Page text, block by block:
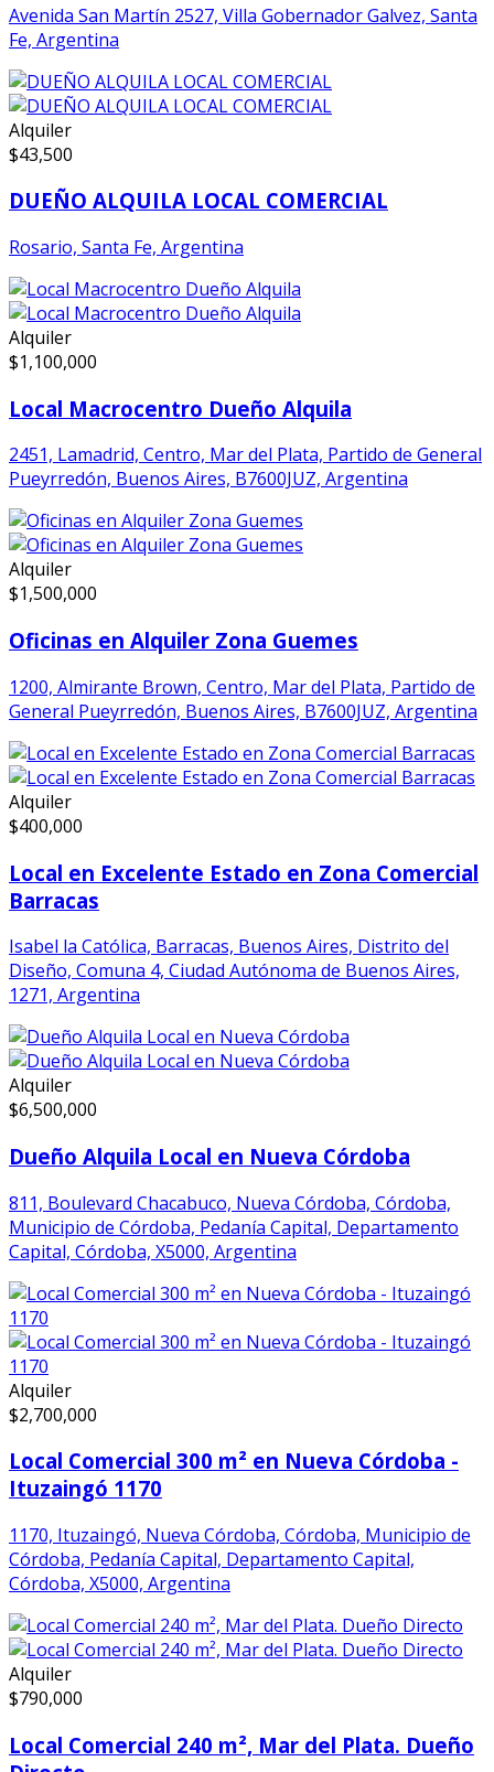
Avenida San Martín 2527, Villa Gobernador Galvez, Santa
Fe, Argentina
Alquiler
$43,500
DUEÑO ALQUILA LOCAL COMERCIAL
Rosario, Santa Fe, Argentina
Alquiler
$1,100,000
Local Macrocentro Dueño Alquila
2451, Lamadrid, Centro, Mar del Plata, Partido de General
Pueyrredón, Buenos Aires, B7600JUZ, Argentina
Alquiler
$1,500,000
Oficinas en Alquiler Zona Guemes
1200, Almirante Brown, Centro, Mar del Plata, Partido de
General Pueyrredón, Buenos Aires, B7600JUZ, Argentina
Alquiler
$400,000
Local en Excelente Estado en Zona Comercial
Barracas
Isabel la Católica, Barracas, Buenos Aires, Distrito del
Diseño, Comuna 4, Ciudad Autónoma de Buenos Aires,
1271, Argentina
Alquiler
$6,500,000
Dueño Alquila Local en Nueva Córdoba
811, Boulevard Chacabuco, Nueva Córdoba, Córdoba,
Municipio de Córdoba, Pedanía Capital, Departamento
Capital, Córdoba, X5000, Argentina
Alquiler
$2,700,000
Local Comercial 300 m² en Nueva Córdoba -
Ituzaingó 1170
1170, Ituzaingó, Nueva Córdoba, Córdoba, Municipio de
Córdoba, Pedanía Capital, Departamento Capital,
Córdoba, X5000, Argentina
Alquiler
$790,000
Local Comercial 240 m², Mar del Plata. Dueño